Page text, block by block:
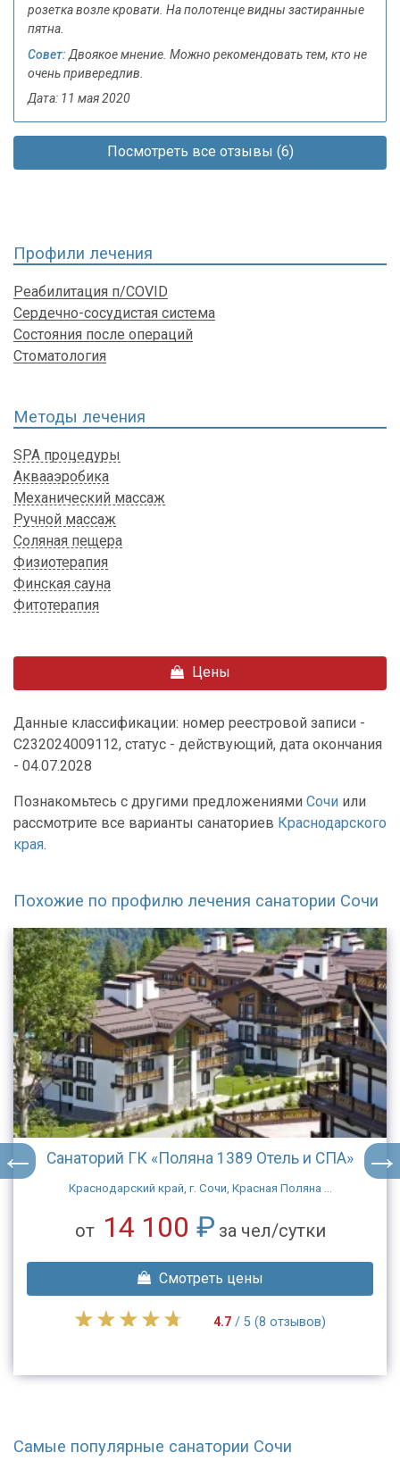
розетка возле кровати. На полотенце видны застиранные
пятна.
Совет: Двоякое мнение. Можно рекомендовать тем, кто не
очень привередлив.
Дата: 11 мая 2020
Посмотреть все отзывы (6)
Профили лечения
Реабилитация п/COVID
Сердечно-сосудистая система
Состояния после операций
Стоматология
Методы лечения
SPA процедуры
Аквааэробика
Механический массаж
Ручной массаж
Соляная пещера
Физиотерапия
Финская сауна
Фитотерапия
Цены
Данные классификации: номер реестровой записи -
С232024009112, статус - действующий, дата окончания
- 04.07.2028
Познакомьтесь с другими предложениями Сочи или
рассмотрите все варианты санаториев Краснодарского
края.
Похожие по профилю лечения санатории Сочи
Санаторий ГК «Поляна 1389 Отель и СПА»
Краснодарский край, г. Сочи, Красная Поляна ...
от 14 100 ₽ за чел/сутки
Смотреть цены
4.7/ 5 (8 отзывов)
Самые популярные санатории Сочи